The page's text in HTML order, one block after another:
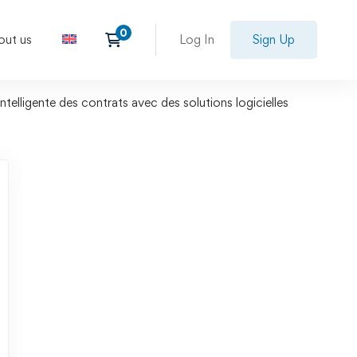
us Log In Sign Up
des contrats avec des solutions logicielles